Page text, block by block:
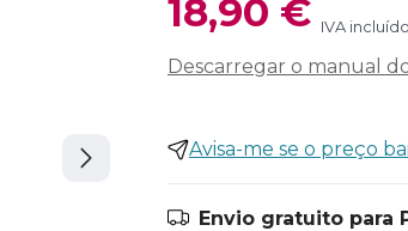
18,90 € IVA incluído
Descarregar o manual
Avisa-me se o preço
Envio gratuito para